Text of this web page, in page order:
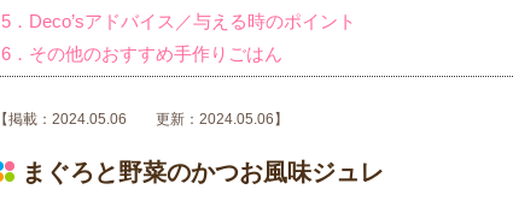
5．Deco’sアドバイス／与える時のポイント
6．その他のおすすめ手作りごはん
【掲載：2024.05.06 更新：2024.05.06】
まぐろと野菜のかつお風味ジュレ